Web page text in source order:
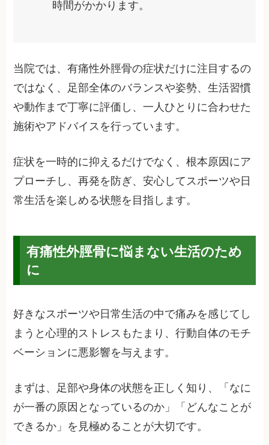
時間がかかります。
当院では、有痛性外脛骨の症状だけに注目するの
ではなく、足部全体のバランスや姿勢、生活習慣
や動作まで丁寧に評価し、一人ひとりに合わせた
施術やアドバイスを行っています。
症状を一時的に抑えるだけでなく、根本原因にア
プローチし、再発を防ぎ、安心してスポーツや日
常生活を楽しめる状態を目指します。
有痛性外脛骨に悩まない生活のため
に
好きなスポーツや日常生活の中で痛みを感じてし
まうと心理的ストレスもたまり、行動自体のモチ
ベーションに悪影響を与えます。
まずは、足部や身体の状態を正しく知り、「なに
が一番の原因となっているのか」「どんなことが
できるか」を見極めることが大切です。